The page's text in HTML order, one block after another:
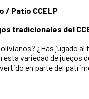
/ Patio CCELP
tradicionales del
¿Has jugado
variedad de juegos
en parte del